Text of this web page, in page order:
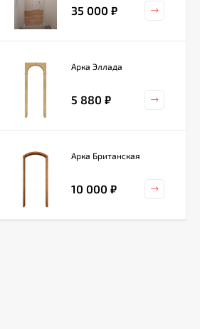
35 000
Арка Эллада
5 880
Арка Британская
10 000